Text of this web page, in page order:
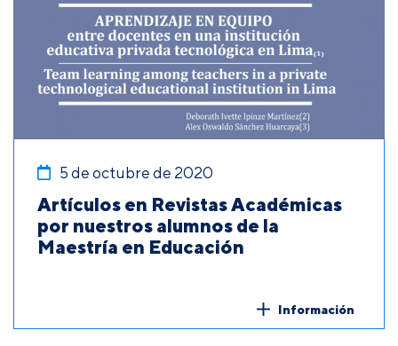
5 de octubre de 2020
Artículos en Revistas Académicas
por nuestros alumnos de la
Maestría en Educación
Información